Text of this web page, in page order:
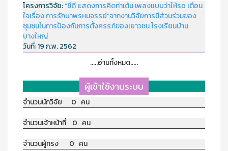
โครงการวิจัย:“ซีดี แสดงการคิดท่าเต้น เพลงแบบว่าให้รอ เตือน
ใจเรื่อง การรักษาพรหมจรรย์”จากงานวิจัยการมีส่วนร่วมของ
ชุมชนในการป้องกันการตั้งครรภ์ของเยาวชน โรงเรียนบ้าน
บางใหญ่
วันที่:19 ก.พ. 2562
.....อ่านทั้งหมด.....
ผู้เข้าใช้งานระบบ
จำนวนนักวิจัย 0 คน
จำนวนเจ้าหน้าที่ 0 คน
จำนวนผู้ทรง 0 คน